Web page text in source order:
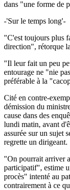
dans "une forme de
-'Sur le temps long'-
"C'est toujours plus
direction", rétorque
"Il leur fait un peu
entourage ne "nie
préférable à la
Cité en contre-
démission du
cause dans des
lundi matin, avant
assurée sur un sujet
regrette un dirigeant.
"On pourrait arriver
participatif", estime
procès" intenté au
contrairement à ce